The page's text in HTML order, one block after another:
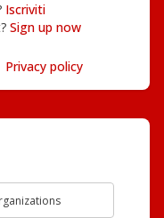
Iscriviti
Sign up now
Privacy policy